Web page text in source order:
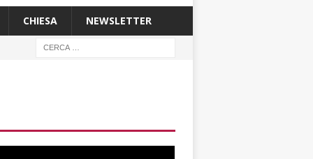
CHIESA NEWSLETTER